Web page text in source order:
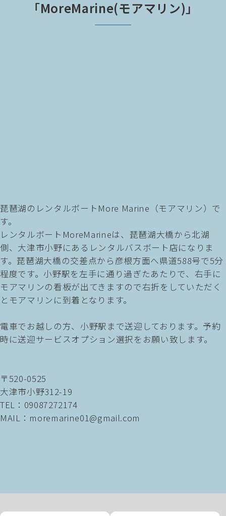
「MoreMarine(モアマリン)」
琵琶湖のレンタルボートMore Marine（モアマリン）で
す。
レンタルボートMoreMarineは、琵琶湖大橋から北湖
側、大津市小野にあるレンタルバスボート店になりま
す。琵琶湖大橋の交差点から彦根方面へ県道588号で5分
程度です。小野駅を左手に通り過ぎたあたりで、右手に
モアマリンの看板が出てきますので右折をしていただく
とモアマリンに到着となります。
電車でお越しの方、小野駅まで送迎しております。予約
時に送迎サービスオプション選択をお願い致します。
〒520-0525
大津市小野312-19
TEL：09087272174
MAIL：moremarine01@gmail.com